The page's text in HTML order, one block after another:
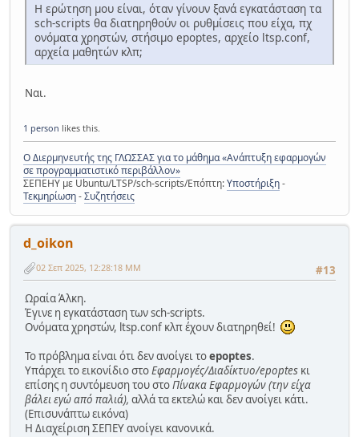
Η ερώτηση μου είναι, όταν γίνουν ξανά εγκατάσταση τα
sch-scripts θα διατηρηθούν οι ρυθμίσεις που είχα, πχ
ονόματα χρηστών, στήσιμο epoptes, αρχείο ltsp.conf,
αρχεία μαθητών κλπ;
Ναι.
1 person likes this.
Ο Διερμηνευτής της ΓΛΩΣΣΑΣ για το μάθημα «Ανάπτυξη εφαρμογών
σε προγραμματιστικό περιβάλλον»
ΣΕΠΕΗΥ με Ubuntu/LTSP/sch-scripts/Επόπτη:Υποστήριξη-
Τεκμηρίωση-Συζητήσεις
d_oikon
#13
02 Σεπ 2025, 12:28:18 ΜΜ
Ωραία Άλκη.
Έγινε η εγκατάσταση των sch-scripts.
Ονόματα χρηστών, ltsp.conf κλπ έχουν διατηρηθεί!
Το πρόβλημα είναι ότι δεν ανοίγει τοepoptes.
Υπάρχει το εικονίδιο στοΕφαρμογές/Διαδίκτυο/epoptes κι
επίσης η συντόμευση του στοΠίνακα Εφαρμογών (την είχα
βάλει εγώ από παλιά), αλλά τα εκτελώ και δεν ανοίγει κάτι.
(Επισυνάπτω εικόνα)
Η Διαχείριση ΣΕΠΕΥ ανοίγει κανονικά.